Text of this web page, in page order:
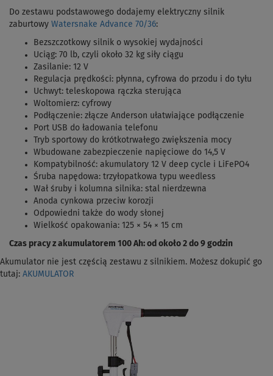
Do zestawu podstawowego dodajemy elektryczny silnik
zaburtowy Watersnake Advance 70/36:
Bezszczotkowy silnik o wysokiej wydajności
Uciąg: 70 lb, czyli około 32 kg siły ciągu
Zasilanie: 12 V
Regulacja prędkości: płynna, cyfrowa do przodu i do tyłu
Uchwyt: teleskopowa rączka sterująca
Woltomierz: cyfrowy
Podłączenie: złącze Anderson ułatwiające podłączenie
Port USB do ładowania telefonu
Tryb sportowy do krótkotrwałego zwiększenia mocy
Wbudowane zabezpieczenie napięciowe do 14,5 V
Kompatybilność: akumulatory 12 V deep cycle i LiFePO4
Śruba napędowa: trzyłopatkowa typu weedless
Wał śruby i kolumna silnika: stal nierdzewna
Anoda cynkowa przeciw korozji
Odpowiedni także do wody słonej
Wielkość opakowania: 125 × 54 × 15 cm
Czas pracy z akumulatorem 100 Ah: od około 2 do 9 godzin
Akumulator nie jest częścią zestawu z silnikiem. Możesz dokupić go
tutaj: AKUMULATOR